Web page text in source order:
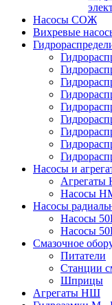
Насосы СОЖ
Вихревые
Насосы и
Насосы
Насосы
Насосы
Насосы
Смазочное
Питатели
Станции
Шприцы
Агрегаты НШ